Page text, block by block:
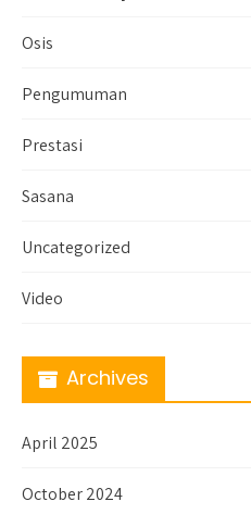
Osis
Pengumuman
Prestasi
Sasana
Uncategorized
Video
Archives
April 2025
October 2024